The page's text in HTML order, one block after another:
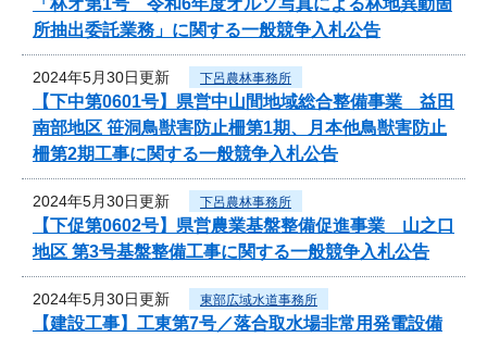
所抽出委託業務」に関する一般競争入札公告
2024年5月30日更新 下呂農林事務所
【下中第0601号】県営中山間地域総合整備事業 益田
南部地区 笹洞鳥獣害防止柵第1期、月本他鳥獣害防止
柵第2期工事に関する一般競争入札公告
2024年5月30日更新 下呂農林事務所
【下促第0602号】県営農業基盤整備促進事業 山之口
地区 第3号基盤整備工事に関する一般競争入札公告
2024年5月30日更新 東部広域水道事務所
【建設工事】工東第7号／落合取水場非常用発電設備